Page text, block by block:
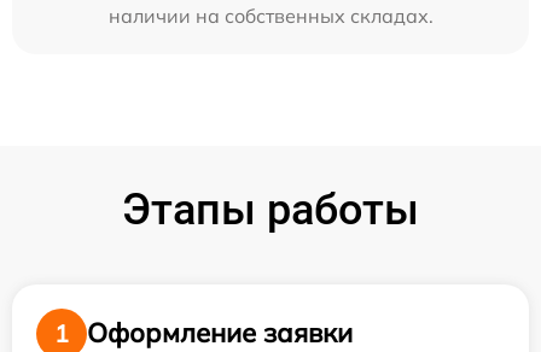
наличии на собственных складах.
Этапы работы
1
Оформление заявки